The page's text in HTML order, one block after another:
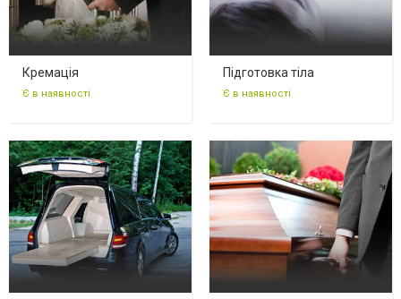
Кремація
Є в наявності
Підготовка тіла
Є в наявності